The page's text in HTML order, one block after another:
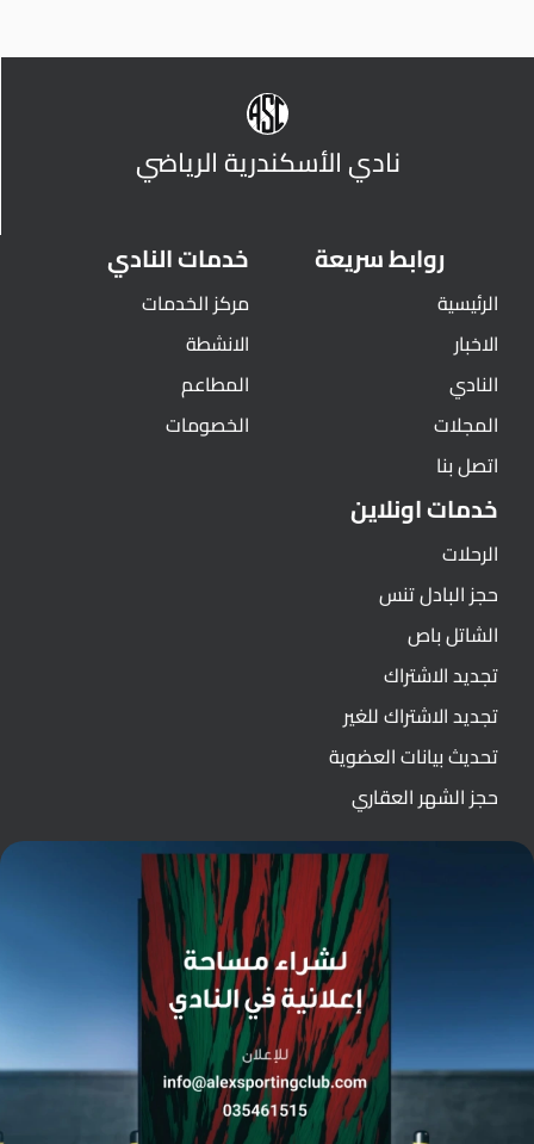
نادي الأسكندرية الرياضي
روابط سريعة
الرئيسية
الاخبار
النادي
المجلات
اتصل بنا
خدمات النادي
مركز الخدمات
الانشطة
المطاعم
الخصومات
خدمات اونلاين
الرحلات
حجز البادل تنس
الشاتل باص
تجديد الاشتراك
تجديد الاشتراك للغير
تحديث بيانات العضوية
حجز الشهر العقاري